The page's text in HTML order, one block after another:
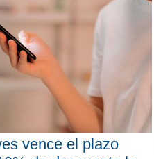
vence el plazo